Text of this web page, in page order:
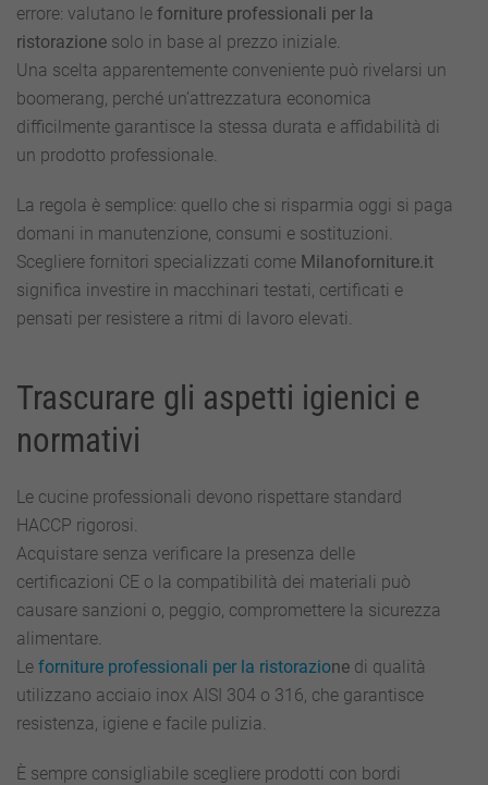
la
errore: valutano le forniture professionali per la
ristorazione solo in base al prezzo iniziale.
Una scelta apparentemente conveniente può rivelarsi un
boomerang, perché un’attrezzatura economica
difficilmente garantisce la stessa durata e affidabilità di
un prodotto professionale.
La regola è semplice: quello che si risparmia oggi si paga
domani in manutenzione, consumi e sostituzioni.
Scegliere fornitori specializzati come Milanoforniture.it
significa investire in macchinari testati, certificati e
pensati per resistere a ritmi di lavoro elevati.
Trascurare gli aspetti igienici e
normativi
Le cucine professionali devono rispettare standard
HACCP rigorosi.
Acquistare senza verificare la presenza delle
certificazioni CE o la compatibilità dei materiali può
causare sanzioni o, peggio, compromettere la sicurezza
alimentare.
Le forniture professionali per la ristorazione di qualità
utilizzano acciaio inox AISI 304 o 316, che garantisce
resistenza, igiene e facile pulizia.
È sempre consigliabile scegliere prodotti con bordi